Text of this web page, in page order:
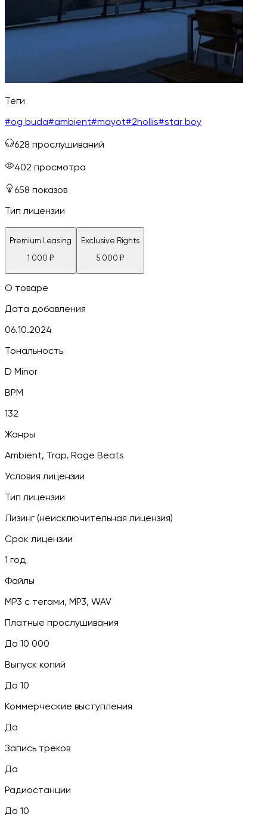
Теги
#og buda#ambient#mayot#2hollis#star boy
628 прослушиваний
402 просмотра
658 показов
Тип лицензии
Premium Leasing
1 000 ₽
Exclusive Rights
5 000 ₽
О товаре
Дата добавления
06.10.2024
Тональность
D Minor
BPM
132
Жанры
Ambient, Trap, Rage Beats
Условия лицензии
Тип лицензии
Лизинг (неисключительная лицензия)
Срок лицензии
1 год
Файлы
MP3 c тегами, MP3, WAV
Платные прослушивания
До 10 000
Выпуск копий
До 10
Коммерческие выступления
Да
Запись треков
Да
Радиостанции
До 10